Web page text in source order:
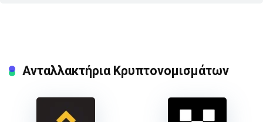
Ανταλλακτήρια Κρυπτονομισμάτων